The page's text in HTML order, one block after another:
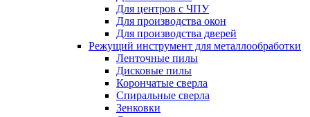
Для центров с ЧПУ
Для производства окон
Для производства дверей
Режущий инструмент для металлообработки
Ленточные пилы
Дисковые пилы
Корончатые сверла
Спиральные сверла
Зенковки